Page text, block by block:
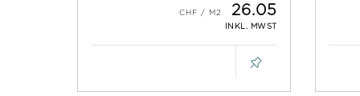
26.05
INKL. MWST